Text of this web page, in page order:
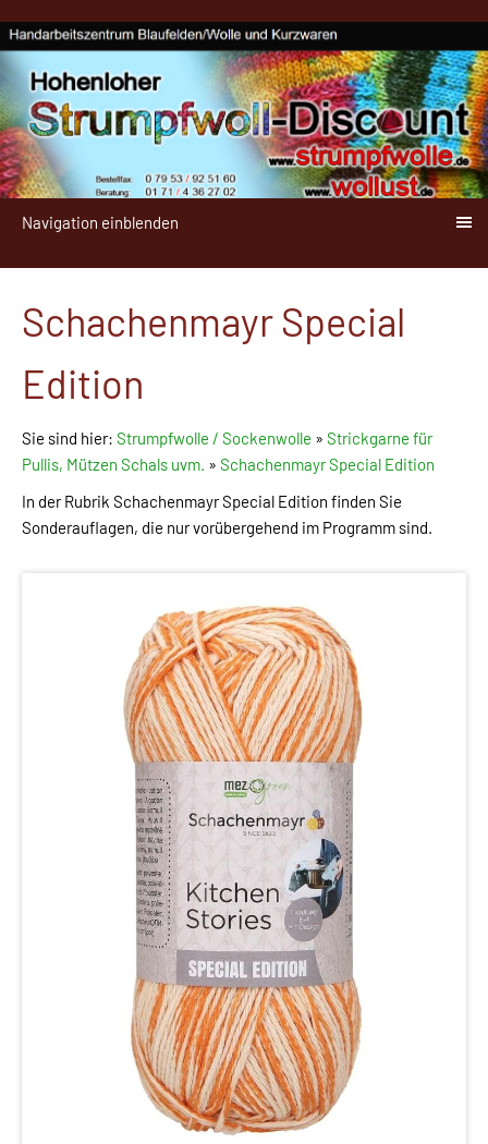
Navigation einblenden
Schachenmayr Special
Edition
Sie sind hier: Strumpfwolle / Sockenwolle » Strickgarne für
Pullis, Mützen Schals uvm. » Schachenmayr Special Edition
In der Rubrik Schachenmayr Special Edition finden Sie
Sonderauflagen, die nur vorübergehend im Programm sind.